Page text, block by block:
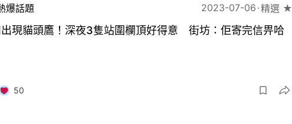
爆話題 2023-07-06 精選 ★
現貓頭鷹！深夜3隻站圍欄頂好得意 街坊：佢寄完信畀哈
50